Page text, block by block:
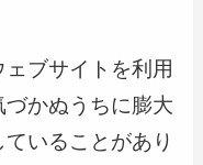
ブサイトを利用
かぬうちに膨大
いることがあり